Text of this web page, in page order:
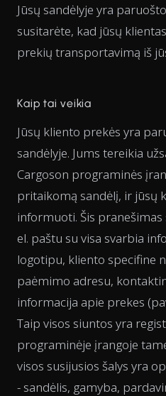
Jūsų sandėlyje yra
susitarėte, kad jūsų
prekių transportavimą iš
Kaip tai veikia
Jūsų kliento prekės yra
sandėlyje. Jums tereikia
Cargoson programinės
pritaikomą sandėlį, ir jūsų
informuoti. Šis
el. paštu su visa svarbia
logotipu, kliento specifine
paėmimo adresu,
informacija apie prekes
Taip visos siuntos yra
programinėje įrangoje
visos susijusios šalys yra
- sandėlis, gamyba,